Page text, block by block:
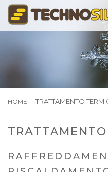
Salta
contenuto
BRICIOLE
PANE
HOME TRATTAMENTO